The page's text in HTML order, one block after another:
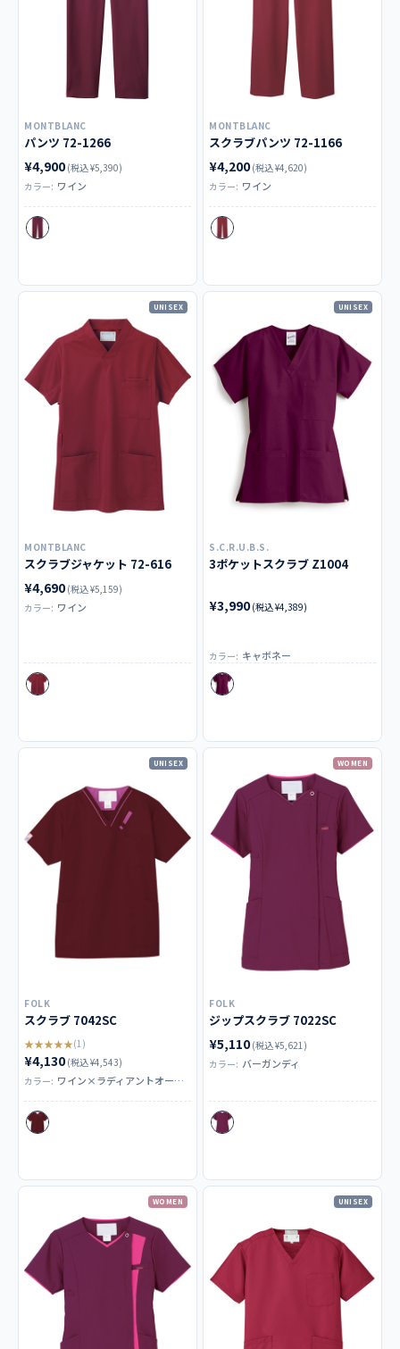
MONTBLANC
パンツ 72-1266
¥4,900 (税込 ¥5,390)
カラー: ワイン
MONTBLANC
スクラブパンツ 72-1166
¥4,200 (税込 ¥4,620)
カラー: ワイン
UNISEX
MONTBLANC
スクラブジャケット 72-616
¥4,690 (税込 ¥5,159)
カラー: ワイン
UNISEX
S.C.R.U.B.S.
3ポケットスクラブ Z1004
¥3,990 (税込 ¥4,389)
カラー: キャボネー
UNISEX
FOLK
スクラブ 7042SC
★★★★★(1)
¥4,130 (税込 ¥4,543)
カラー: ワイン×ラディアントオーキッド
WOMEN
FOLK
ジップスクラブ 7022SC
¥5,110 (税込 ¥5,621)
カラー: バーガンディ
WOMEN UNISEX